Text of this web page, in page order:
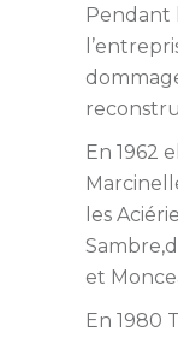
Pendant
En 1962
les
et
En 1980